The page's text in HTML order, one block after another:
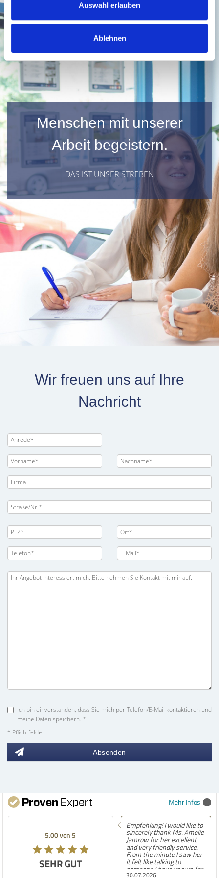
Auswahl erlauben
Ablehnen
Menschen mit unserer
Arbeit begeistern.
DAS IST UNSER STREBEN
Wir freuen uns auf Ihre
Nachricht
Ich bin einverstanden, dass Sie mich per Telefon/E-Mail kontaktieren und
meine Daten speichern. *
* Pflichtfelder
Absenden
Mehr Infos
5.00 von 5
SEHR GUT
sincerely thank Ms. Amelie
Jamrow for her excellent
and very friendly service.
From the minute I saw her
it felt like talking to
someone I have known for
30.07.2026
Empfehlung! Easily the
best experience Iâ€™ve had
finding a home in Germany.
After moving here,
contacting countless
agencies, and now settling
into our second house, I
know firsthand how